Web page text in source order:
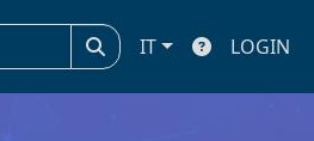
IT LOGIN